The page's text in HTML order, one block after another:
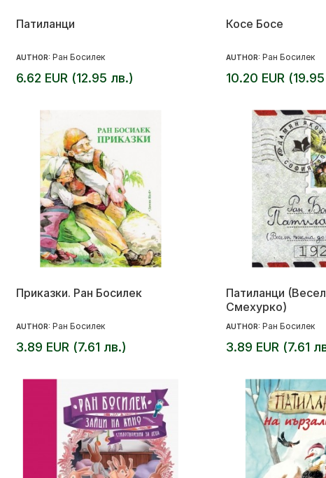
Патиланци
AUTHOR: Ран Босилек
6.62 EUR (12.95 лв.)
Косе Босе
AUTHOR: Ран Босилек
10.20 EUR
Приказки. Ран Босилек
AUTHOR: Ран Босилек
3.89 EUR (7.61 лв.)
Патиланци
Смехурко)
AUTHOR: Ран Босилек
3.89 EUR (7.61